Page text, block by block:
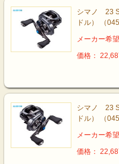
シマノ 23
ドル） （
メーカー希
価格：
シマノ 23
ドル） （
メーカー希
価格：